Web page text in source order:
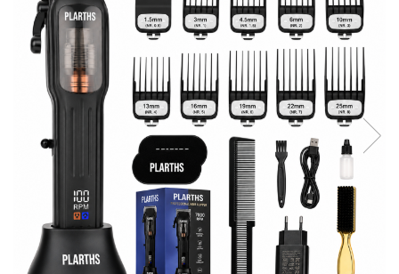
EPILATOARE
Cutite aparate de ras